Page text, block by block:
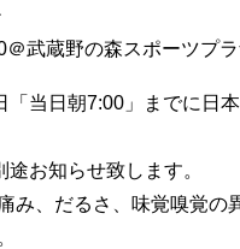
武蔵野の森スポーツプラ
「当日朝7:00」までに日
お知らせ致します。
み、だるさ、味覚嗅覚の